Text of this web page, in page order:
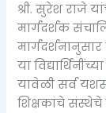
श्री. सुरेश राजे
मार्गदर्शक
या
यावेळी सर्व
शिक्षकांचे संस्थेचे